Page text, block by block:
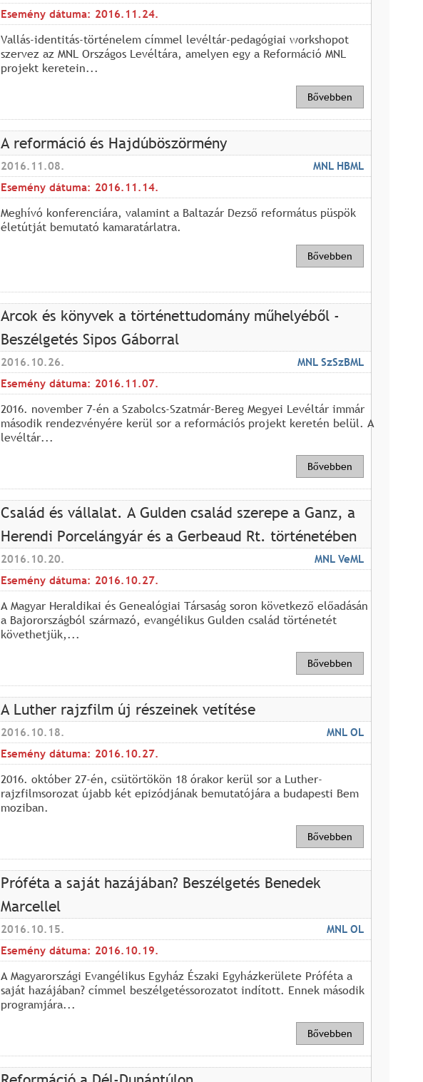
Esemény dátuma: 2016.11.24.
Vallás-identitás-történelem címmel levéltár-pedagógiai workshopot
szervez az MNL Országos Levéltára, amelyen egy a Reformáció MNL
projekt keretein...
Bővebben
A reformáció és Hajdúböszörmény
2016.11.08.
MNL HBML
Esemény dátuma: 2016.11.14.
Meghívó konferenciára, valamint a Baltazár Dezső református püspök
életútját bemutató kamaratárlatra.
Bővebben
Arcok és könyvek a történettudomány műhelyéből -
Beszélgetés Sipos Gáborral
2016.10.26.
MNL SzSzBML
Esemény dátuma: 2016.11.07.
2016. november 7-én a Szabolcs-Szatmár-Bereg Megyei Levéltár immár
második rendezvényére kerül sor a reformációs projekt keretén belül. A
levéltár...
Bővebben
Család és vállalat. A Gulden család szerepe a Ganz, a
Herendi Porcelángyár és a Gerbeaud Rt. történetében
2016.10.20.
MNL VeML
Esemény dátuma: 2016.10.27.
A Magyar Heraldikai és Genealógiai Társaság soron következő előadásán
a Bajorországból származó, evangélikus Gulden család történetét
követhetjük,...
Bővebben
A Luther rajzfilm új részeinek vetítése
2016.10.18.
MNL OL
Esemény dátuma: 2016.10.27.
2016. október 27-én, csütörtökön 18 órakor kerül sor a Luther-
rajzfilmsorozat újabb két epizódjának bemutatójára a budapesti Bem
moziban.
Bővebben
Próféta a saját hazájában? Beszélgetés Benedek
Marcellel
2016.10.15.
MNL OL
Esemény dátuma: 2016.10.19.
A Magyarországi Evangélikus Egyház Északi Egyházkerülete Próféta a
saját hazájában? címmel beszélgetéssorozatot indított. Ennek második
programjára...
Bővebben